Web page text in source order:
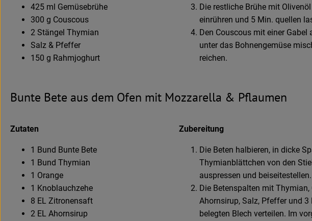
425 ml Gemüsebrühe
300 g Couscous
2 Stängel Thymian
Salz & Pfeffer
150 g Rahmjoghurt
Die restliche Brühe mit
einrühren und 5 Min. quellen
Den Couscous mit einer
unter das Bohnengemüse
reichen.
Bunte Bete aus dem Ofen mit Mozzarella & Pflaumen
Zutaten
1 Bund Bunte Bete
1 Bund Thymian
1 Orange
1 Knoblauchzehe
8 EL Zitronensaft
2 EL Ahornsirup
Zubereitung
Die Beten halbieren, in dicke
Thymianblättchen von den
auspressen und
Die Betenspalten mit
Ahornsirup, Salz, Pfeffer und
belegten Blech verteilen. Im